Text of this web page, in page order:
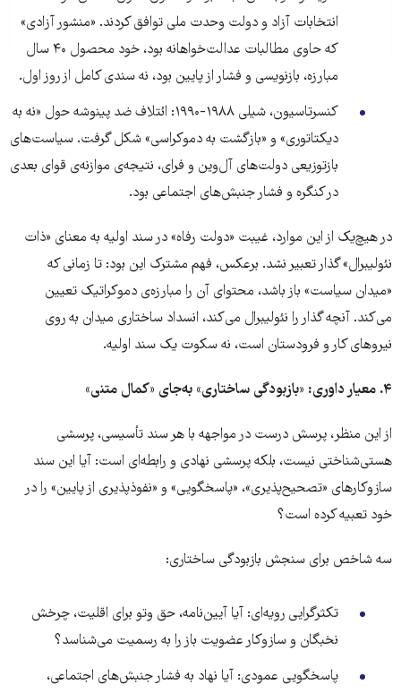
انتخابات آزاد و دولت وحدت ملی توافق کردند. «منشور آزادی»
که حاوی مطالبات عدالت‌خواهانه بود، خود محصول ۴۰ سال
مبارزه، بازنویسی و فشار از پایین بود، نه سندی کامل از روز اول.
کنسرتاسیون، شیلی ۱۹۸۸-۱۹۹۰: ائتلاف ضد پینوشه حول «نه به
دیکتاتوری» و «بازگشت به دموکراسی» شکل گرفت. سیاست‌های
بازتوزیعی دولت‌های آل‌وین و فرای، نتیجه‌ی موازنه‌ی قوای بعدی
در کنگره و فشار جنبش‌های اجتماعی بود.
در هیچ‌یک از این موارد، غیبت «دولت رفاه» در سند اولیه به معنای «ذات
نئولیبرال» گذار تعبیر نشد. برعکس، فهم مشترک این بود: تا زمانی که
«میدان سیاست» باز باشد، محتوای آن را مبارزه‌ی دموکراتیک تعیین
می‌کند. آنچه گذار را نئولیبرال می‌کند، انسداد ساختاری میدان به روی
نیروهای کار و فرودستان است، نه سکوت یک سند اولیه.
۴. معیار داوری: «بازبودگی ساختاری» به‌جای «کمال متنی»
از این منظر، پرسش درست در مواجهه با هر سند تأسیسی، پرسشی
هستی‌شناختی نیست، بلکه پرسشی نهادی و رابطه‌ای است: آیا این سند
سازوکارهای «تصحیح‌پذیری»، «پاسخگویی» و «نفوذپذیری از پایین» را در
خود تعبیه کرده است؟
سه شاخص برای سنجش بازبودگی ساختاری:
تکثرگرایی رویه‌ای: آیا آیین‌نامه، حق وتو برای اقلیت، چرخش
نخبگان و سازوکار عضویت باز را به رسمیت می‌شناسد؟
پاسخگویی عمودی: آیا نهاد به فشار جنبش‌های اجتماعی،